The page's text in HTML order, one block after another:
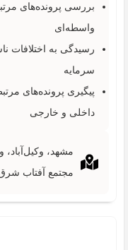
بررسی پرونده‌های
واسطه‌ای
رسیدگی به اختلافات
سرمایه
پیگیری پرونده‌های
داخلی و خارجی
مجتمع آفتاب شرق،